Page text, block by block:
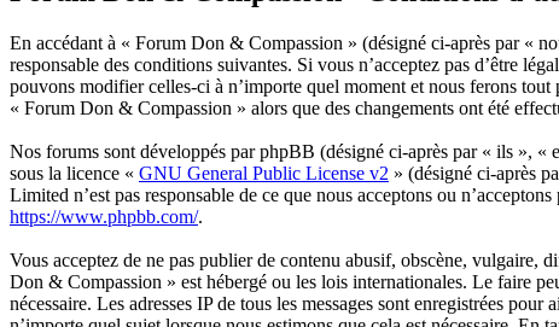
En accédant à « Forum Don & Compassion » (désigné ci-après par «
responsable des conditions suivantes. Si vous n’acceptez pas d’être
pouvons modifier celles-ci à n’importe quel moment et nous ferons
« Forum Don & Compassion » alors que des changements ont été
Nos forums sont développés par phpBB (désigné ci-après par « ils »,
sous la licence « GNU General Public License v2 » (désigné ci-après
Limited n’est pas responsable de ce que nous acceptons ou
https://www.phpbb.com/.
Vous acceptez de ne pas publier de contenu abusif, obscène, vulgaire,
Don & Compassion » est hébergé ou les lois internationales. Le faire
nécessaire. Les adresses IP de tous les messages sont enregistrées